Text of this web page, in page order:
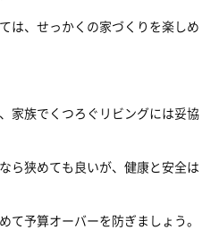
は、せっかくの家づくりを楽しめ
家族でくつろぐリビングには妥協
ら狭めても良いが、健康と安全は
て予算オーバーを防ぎましょう。